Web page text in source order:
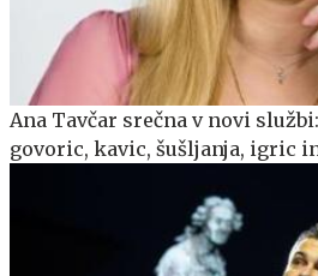
Ana Tavčar srečna v novi
govoric, kavic, šušljanja, igric